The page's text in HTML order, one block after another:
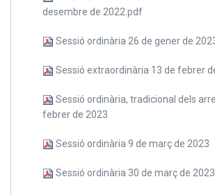
desembre de 2022.pdf
Sessió ordinària 26 de gener de
Sessió extraordinària 13 de febrer
Sessió ordinària, tradicional dels
febrer de 2023
Sessió ordinària 9 de març de 2023
Sessió ordinària 30 de març de 2023